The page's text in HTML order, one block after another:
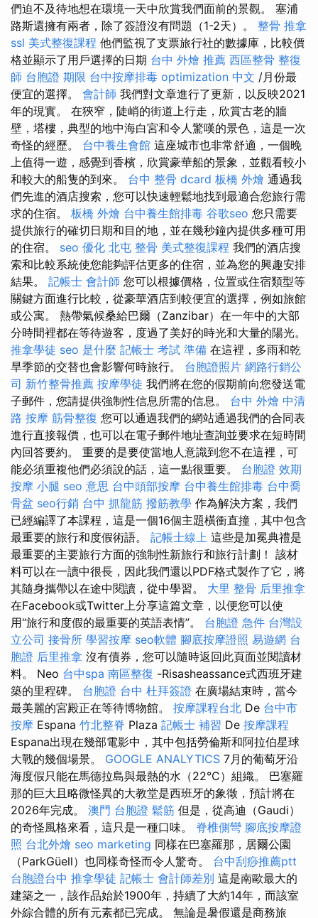
們迫不及待地想在環境一天中欣賞我們面前的景觀。 塞浦
路斯還擁有兩者，除了簽證沒有問題（1-2天）。 整骨 推拿
ssl 美式整復課程 他們監視了支票旅行社的數據庫，比較價
格並顯示了用戶選擇的日期 台中 外燴 推薦 西區整骨 整復
師 台胞證 期限 台中按摩排毒 optimization 中文 /月份最
便宜的選擇。 會計師 我們對文章進行了更新，以反映2021
年的現實。 在狹窄，陡峭的街道上行走，欣賞古老的牆
壁，塔樓，典型的地中海白宮和令人驚嘆的景色，這是一次
奇怪的經歷。 台中養生會館 這座城市也非常舒適，一個晚
上值得一遊，感覺到香檳，欣賞豪華船的景象，並觀看較小
和較大的船隻的到來。 台中 整骨 dcard 板橋 外燴 通過我
們先進的酒店搜索，您可以快速輕鬆地找到最適合您旅行需
求的住宿。 板橋 外燴 台中養生館排毒 谷歌seo 您只需要
提供旅行的確切日期和目的地，並在幾秒鐘內提供多種可用
的住宿。 seo 優化 北屯 整骨 美式整復課程 我們的酒店搜
索和比較系統使您能夠評估更多的住宿，並為您的興趣安排
結果。 記帳士 會計師 您可以根據價格，位置或住宿類型等
關鍵方面進行比較，從豪華酒店到較便宜的選擇，例如旅館
或公寓。 熱帶氣候桑給巴爾（Zanzibar）在一年中的大部
分時間裡都在等待遊客，度過了美好的時光和大量的陽光。
推拿學徒 seo 是什麼 記帳士 考試 準備 在這裡，多雨和乾
旱季節的交替也會影響何時旅行。 台胞證照片 網路行銷公
司 新竹整骨推薦 按摩學徒 我們將在您的假期前向您發送電
子郵件，您請提供強制性信息所需的信息。 台中 外燴 中清
路 按摩 筋骨整復 您可以通過我們的網站通過我們的合同表
進行直接報價，也可以在電子郵件地址查詢並要求在短時間
內回答要約。 重要的是要使當地人意識到您不在這裡，可
能必須重複他們必須說的話，這一點很重要。 台胞證 效期
按摩 小腿 seo 意思 台中頭部按摩 台中養生館排毒 台中喬
骨盆 seo行銷 台中 抓龍筋 撥筋教學 作為解決方案，我們
已經編譯了本課程，這是一個16個主題橫衝直撞，其中包含
最重要的旅行和度假術語。 記帳士線上 這些是加冕典禮是
最重要的主要旅行方面的強制性新旅行和旅行計劃！ 該材
料可以在一讀中很長，因此我們還以PDF格式製作了它，將
其隨身攜帶以在途中閱讀，從中學習。 大里 整骨 后里推拿
在Facebook或Twitter上分享這篇文章，以便您可以使
用“旅行和度假的最重要的英語表情”。 台胞證 急件 台灣設
立公司 接骨所 學習按摩 seo軟體 腳底按摩證照 易遊網 台
胞證 后里推拿 沒有債券，您可以隨時返回此頁面並閱讀材
料。 Neo 台中spa 南區整復 -Risasheassance式西班牙建
築的里程碑。 台胞證 台中 杜拜簽證 在廣場結束時，當今
最美麗的宮殿正在等待博物館。 按摩課程台北 De 台中市
按摩 Espana 竹北整脊 Plaza 記帳士 補習 De 按摩課程
Espana出現在幾部電影中，其中包括勞倫斯和阿拉伯星球
大戰的幾個場景。 GOOGLE ANALYTICS 7月的葡萄牙沿
海度假只能在馬德拉島與最熱的水（22°C）組織。 巴塞羅
那的巨大且略微怪異的大教堂是西班牙的象徵，預計將在
2026年完成。 澳門 台胞證 鬆筋 但是，從高迪（Gaudi）
的奇怪風格來看，這只是一種口味。 脊椎側彎 腳底按摩證
照 台北外燴 seo marketing 同樣在巴塞羅那，居爾公園
（ParkGüell）也同樣奇怪而令人驚奇。 台中刮痧推薦ptt
台胞證台中 推拿學徒 記帳士 會計師差別 這是南歐最大的
建築之一，該作品始於1900年，持續了大約14年，而該室
外綜合體的所有元素都已完成。 無論是暑假還是商務旅